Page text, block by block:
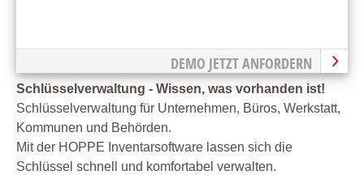
DEMO JETZT ANFORDERN
Schlüsselverwaltung - Wissen, was vorhanden ist!
Schlüsselverwaltung für Unternehmen, Büros, Werkstatt,
Kommunen und Behörden.
Mit der HOPPE Inventarsoftware lassen sich die
Schlüssel schnell und komfortabel verwalten.